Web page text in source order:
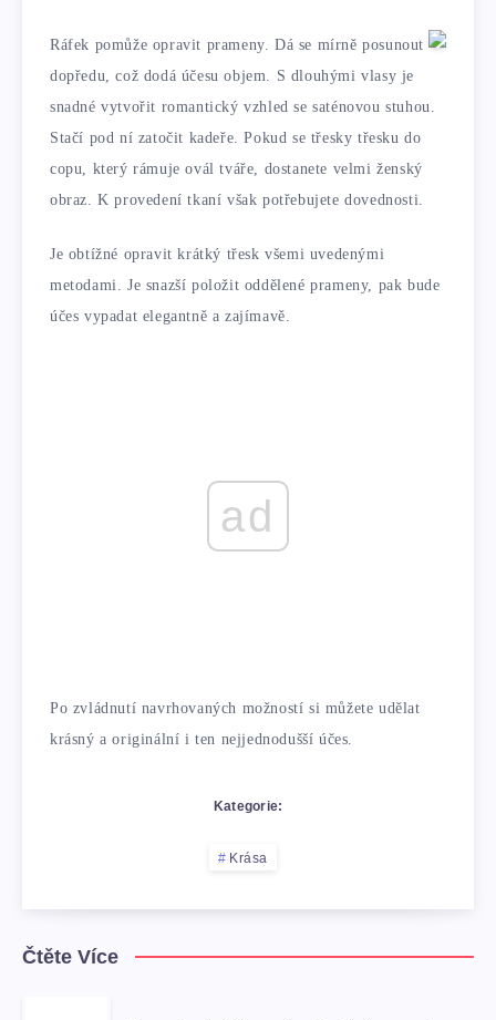
Ráfek pomůže opravit prameny. Dá se mírně posunout
dopředu, což dodá účesu objem. S dlouhými vlasy je
snadné vytvořit romantický vzhled se saténovou stuhou.
Stačí pod ní zatočit kadeře. Pokud se třesky třesku do
copu, který rámuje ovál tváře, dostanete velmi ženský
obraz. K provedení tkaní však potřebujete dovednosti.
Je obtížné opravit krátký třesk všemi uvedenými
metodami. Je snazší položit oddělené prameny, pak bude
účes vypadat elegantně a zajímavě.
ad
Po zvládnutí navrhovaných možností si můžete udělat
krásný a originální i ten nejjednodušší účes.
Kategorie:
Krása
Čtěte Více